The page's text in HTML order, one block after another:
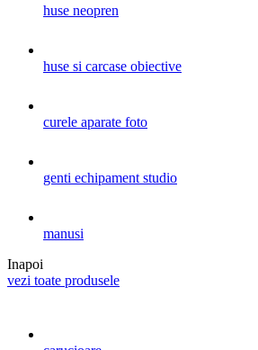
huse neopren
huse si carcase obiective
curele aparate foto
genti echipament studio
manusi
Inapoi
vezi toate produsele